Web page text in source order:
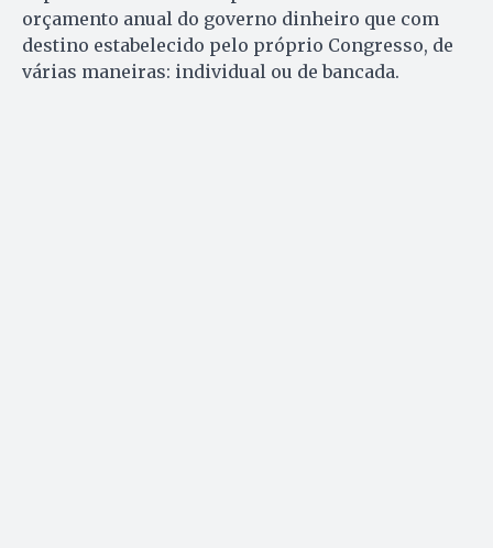
orçamento anual do governo dinheiro que com
destino estabelecido pelo próprio Congresso, de
várias maneiras: individual ou de bancada.